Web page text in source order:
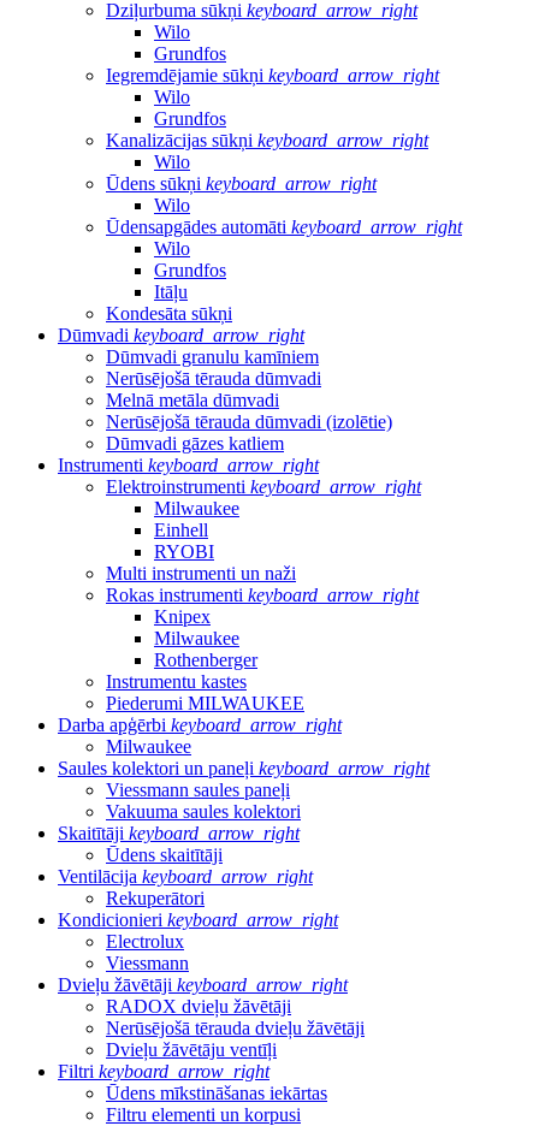
Dziļurbuma sūkņi keyboard_arrow_right
Wilo
Grundfos
Iegremdējamie sūkņi keyboard_arrow_right
Wilo
Grundfos
Kanalizācijas sūkņi keyboard_arrow_right
Wilo
Ūdens sūkņi keyboard_arrow_right
Wilo
Ūdensapgādes automāti keyboard_arrow_right
Wilo
Grundfos
Itāļu
Kondesāta sūkņi
Dūmvadi keyboard_arrow_right
Dūmvadi granulu kamīniem
Nerūsējošā tērauda dūmvadi
Melnā metāla dūmvadi
Nerūsējošā tērauda dūmvadi (izolētie)
Dūmvadi gāzes katliem
Instrumenti keyboard_arrow_right
Elektroinstrumenti keyboard_arrow_right
Milwaukee
Einhell
RYOBI
Multi instrumenti un naži
Rokas instrumenti keyboard_arrow_right
Knipex
Milwaukee
Rothenberger
Instrumentu kastes
Piederumi MILWAUKEE
Darba apģērbi keyboard_arrow_right
Milwaukee
Saules kolektori un paneļi keyboard_arrow_right
Viessmann saules paneļi
Vakuuma saules kolektori
Skaitītāji keyboard_arrow_right
Ūdens skaitītāji
Ventilācija keyboard_arrow_right
Rekuperātori
Kondicionieri keyboard_arrow_right
Electrolux
Viessmann
Dvieļu žāvētāji keyboard_arrow_right
RADOX dvieļu žāvētāji
Nerūsējošā tērauda dvieļu žāvētāji
Dvieļu žāvētāju ventīļi
Filtri keyboard_arrow_right
Ūdens mīkstināšanas iekārtas
Filtru elementi un korpusi